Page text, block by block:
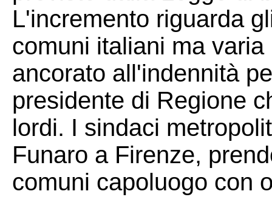
L'incremento riguarda
comuni italiani ma
ancorato all'indennità
presidente di Regione
lordi. I sindaci
Funaro a Firenze,
comuni capoluogo con